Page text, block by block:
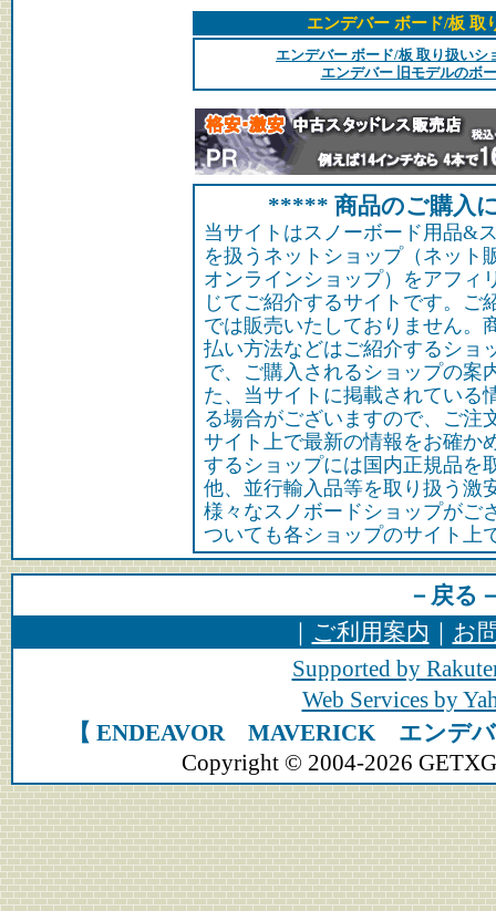
エンデバー ボード/板 取
エンデバー ボード/板 取り扱いシ
エンデバー 旧モデルのボ
***** 商品のご購入
当サイトはスノーボード用品&
を扱うネットショップ（ネット
オンラインショップ）をアフィ
じてご紹介するサイトです。ご
では販売いたしておりません。
払い方法などはご紹介するショ
で、ご購入されるショップの案
た、当サイトに掲載されている
る場合がございますので、ご注
サイト上で最新の情報をお確か
するショップには国内正規品を
他、並行輸入品等を取り扱う激
様々なスノボードショップがご
ついても各ショップのサイト上
－戻る
｜ ご利用案内 ｜ お
Supported by
Web Services by
【 ENDEAVOR MAVERICK エンデ
Copyright © 2004-2026